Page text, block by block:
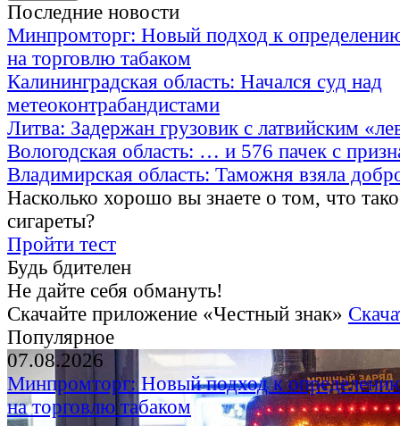
Последние новости
Минпромторг: Новый подход к
на торговлю табаком
Калининградская область: Начался суд над
метеоконтрабандистами
Литва: Задержан грузовик с латвийским
Вологодская область: … и 576 пачек с
Владимирская область: Таможня взяла
Насколько хорошо вы знаете о том, что
сигареты?
Пройти тест
Будь бдителен
Не дайте себя обмануть!
Скачайте приложение «Честный знак»
Популярное
07.08.2026
Минпромторг: Новый подход к
на торговлю табаком